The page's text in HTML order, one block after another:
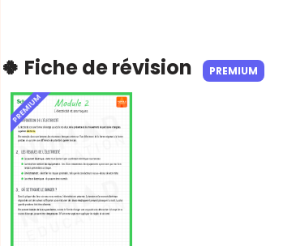
🍀 Fiche de révision PREMIUM
PREMIUM